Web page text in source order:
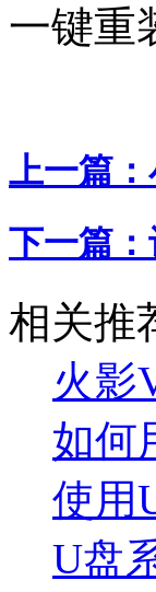
一键重
上一篇：
下一篇：
相关推
火影
如何
使用
U盘